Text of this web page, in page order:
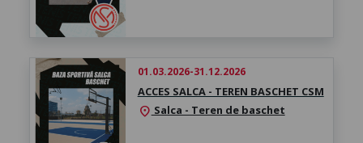
01.03.2026-31.12.2026
ACCES SALCA - TEREN BASCHET CSM
location_on Salca - Teren de baschet